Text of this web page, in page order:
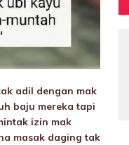
adil dengan mak
baju mereka tapi
izin mak
masak daging tak